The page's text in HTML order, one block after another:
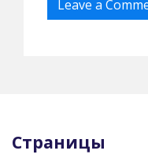
Страницы